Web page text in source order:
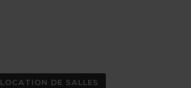
LOCATION DE SALLES